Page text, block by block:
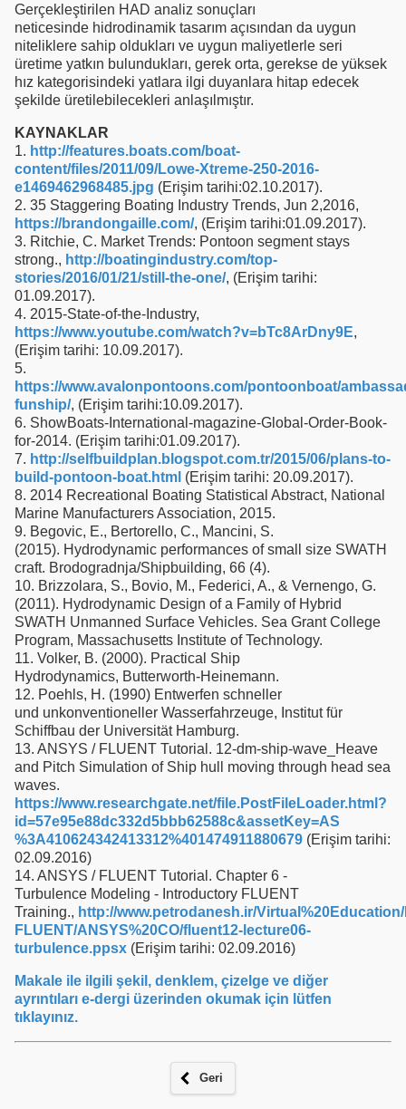
Gerçekleştirilen HAD analiz sonuçları
neticesinde hidrodinamik tasarım açısından da uygun
niteliklere sahip oldukları ve uygun maliyetlerle seri
üretime yatkın bulundukları, gerek orta, gerekse de yüksek
hız kategorisindeki yatlara ilgi duyanlara hitap edecek
şekilde üretilebilecekleri anlaşılmıştır.
KAYNAKLAR
1. http://features.boats.com/boat-
content/files/2011/09/Lowe-Xtreme-250-2016-
e1469462968485.jpg (Erişim tarihi:02.10.2017).
2. 35 Staggering Boating Industry Trends, Jun 2,2016,
https://brandongaille.com/, (Erişim tarihi:01.09.2017).
3. Ritchie, C. Market Trends: Pontoon segment stays
strong., http://boatingindustry.com/top-
stories/2016/01/21/still-the-one/, (Erişim tarihi:
01.09.2017).
4. 2015-State-of-the-Industry,
https://www.youtube.com/watch?v=bTc8ArDny9E,
(Erişim tarihi: 10.09.2017).
5.
https://www.avalonpontoons.com/pontoonboat/
funship/, (Erişim tarihi:10.09.2017).
6. ShowBoats-International-magazine-Global-Order-Book-
for-2014. (Erişim tarihi:01.09.2017).
7. http://selfbuildplan.blogspot.com.tr/2015/06/plans-to-
build-pontoon-boat.html (Erişim tarihi: 20.09.2017).
8. 2014 Recreational Boating Statistical Abstract, National
Marine Manufacturers Association, 2015.
9. Begovic, E., Bertorello, C., Mancini, S.
(2015). Hydrodynamic performances of small size SWATH
craft. Brodogradnja/Shipbuilding, 66 (4).
10. Brizzolara, S., Bovio, M., Federici, A., & Vernengo, G.
(2011). Hydrodynamic Design of a Family of Hybrid
SWATH Unmanned Surface Vehicles. Sea Grant College
Program, Massachusetts Institute of Technology.
11. Volker, B. (2000). Practical Ship
Hydrodynamics, Butterworth-Heinemann.
12. Poehls, H. (1990) Entwerfen schneller
und unkonventioneller Wasserfahrzeuge, Institut für
Schiffbau der Universität Hamburg.
13. ANSYS / FLUENT Tutorial. 12-dm-ship-wave_Heave
and Pitch Simulation of Ship hull moving through head sea
waves.
https://www.researchgate.net/file.PostFileLoader.html?
id=57e95e88dc332d5bbb62588c&assetKey=AS
%3A410624342413312%401474911880679 (Erişim tarihi:
02.09.2016)
14. ANSYS / FLUENT Tutorial. Chapter 6 -
Turbulence Modeling - Introductory FLUENT
Training., http://www.petrodanesh.ir/
FLUENT/ANSYS%20CO/fluent12-lecture06-
turbulence.ppsx (Erişim tarihi: 02.09.2016)
Makale ile ilgili şekil, denklem, çizelge ve diğer
ayrıntıları e-dergi üzerinden okumak için lütfen
tıklayınız.
Geri